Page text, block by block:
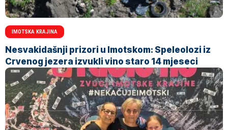
IMOTSKA KRAJINA
Nesvakidašnji prizori u Imotskom: Speleolozi iz
Crvenog jezera izvukli vino staro 14 mjeseci